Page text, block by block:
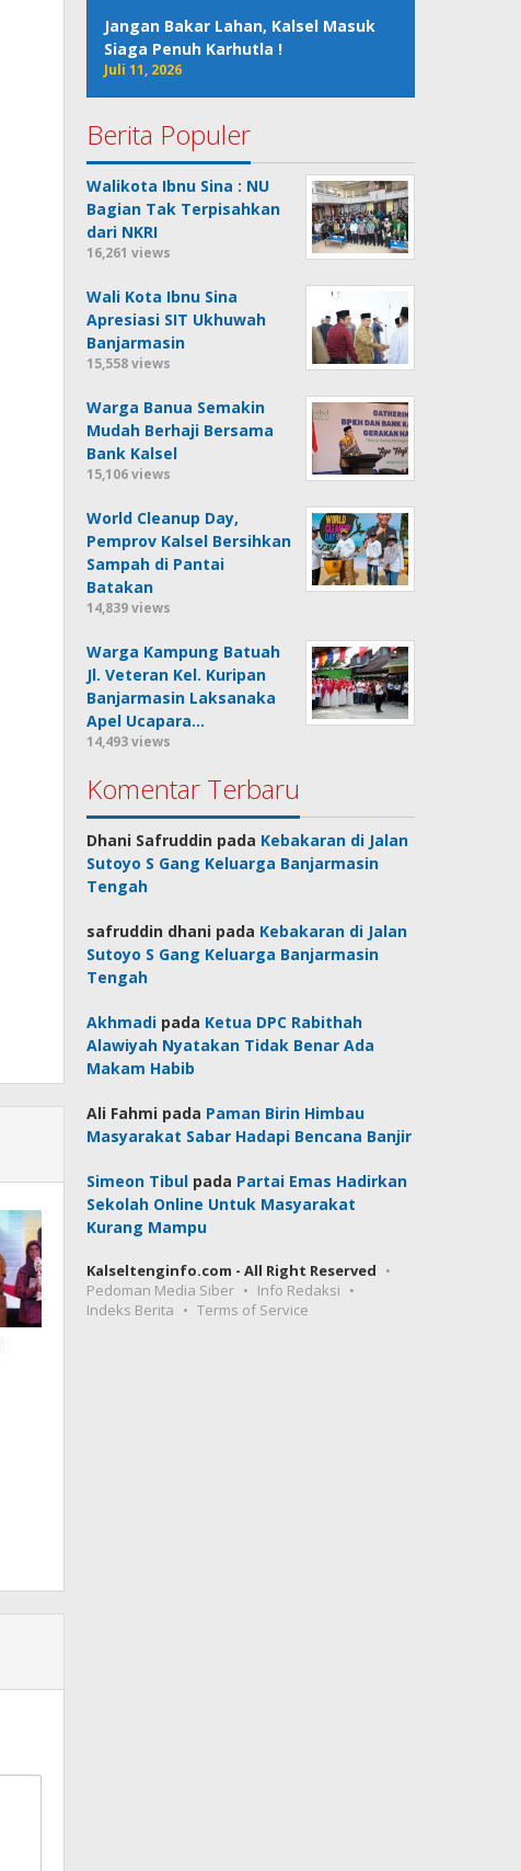
Jangan Bakar Lahan, Kalsel Masuk
Siaga Penuh Karhutla !
Juli 11, 2026
Berita Populer
Walikota Ibnu Sina : NU
Bagian Tak Terpisahkan
dari NKRI
16,261 views
Wali Kota Ibnu Sina
Apresiasi SIT Ukhuwah
Banjarmasin
15,558 views
Warga Banua Semakin
Mudah Berhaji Bersama
Bank Kalsel
15,106 views
World Cleanup Day,
Pemprov Kalsel Bersihkan
Sampah di Pantai
Batakan
14,839 views
Warga Kampung Batuah
Jl. Veteran Kel. Kuripan
Banjarmasin Laksanaka
Apel Ucapara…
14,493 views
Komentar Terbaru
Dhani Safruddin pada Kebakaran di Jalan
Sutoyo S Gang Keluarga Banjarmasin
Tengah
safruddin dhani pada Kebakaran di Jalan
Sutoyo S Gang Keluarga Banjarmasin
Tengah
Akhmadi pada Ketua DPC Rabithah
Alawiyah Nyatakan Tidak Benar Ada
Makam Habib
Ali Fahmi pada Paman Birin Himbau
Masyarakat Sabar Hadapi Bencana Banjir
Simeon Tibul pada Partai Emas Hadirkan
Sekolah Online Untuk Masyarakat
Kurang Mampu
Kalseltenginfo.com - All Right Reserved
Pedoman Media Siber
Info Redaksi
Indeks Berita
Terms of Service